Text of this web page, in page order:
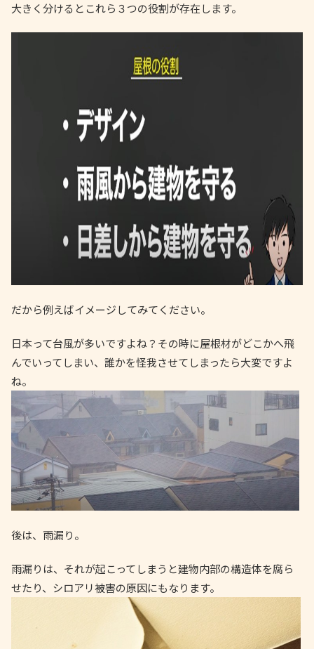
大きく分けるとこれら３つの役割が存在します。
だから例えばイメージしてみてください。
日本って台風が多いですよね？その時に屋根材がどこかへ飛
んでいってしまい、誰かを怪我させてしまったら大変ですよ
ね。
後は、雨漏り。
雨漏りは、それが起こってしまうと建物内部の構造体を腐ら
せたり、シロアリ被害の原因にもなります。